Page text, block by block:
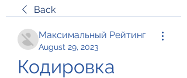
Back
Максимальный Рейтинг
August 29, 2023
Кодировка